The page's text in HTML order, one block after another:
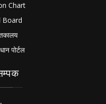
Chart
Board
पोर्टल